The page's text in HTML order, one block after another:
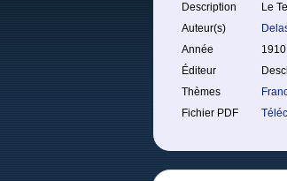
Description
Le
Auteur(s)
Année
1910
Éditeur
Thèmes
Fichier PDF